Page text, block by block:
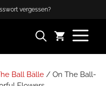
vergessen?
Ball Bälle / On The Ball-